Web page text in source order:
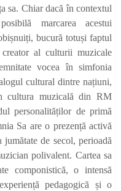
sa. Chiar dacă în contextul
marcarea acestui
bucură totuși faptul
al culturii muzicale
vocea în simfonia
cultural dintre națiuni,
cultura muzicală din RM
personalităților de primă
Sa are o prezență activă
de secol, perioadă
polivalent. Cartea sa
componistică, o intensă
pedagogică și o